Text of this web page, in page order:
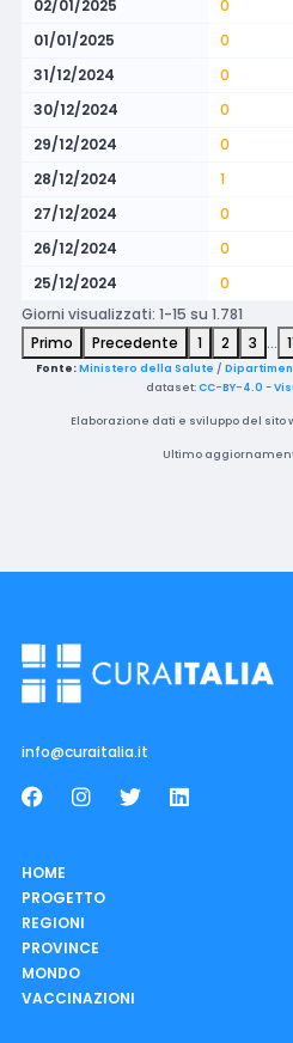
02/01/2025
0
01/01/2025
0
31/12/2024
0
30/12/2024
0
29/12/2024
0
28/12/2024
1
27/12/2024
0
26/12/2024
0
25/12/2024
0
Giorni visualizzati: 1-15 su 1.781
Primo
Precedente 1 2 3 …
Fonte: Ministero della Salute /
dataset:CC-BY-4.0 -
Elaborazione dati e sviluppo del sito
Ultimo
info@curaitalia.it
HOME
PROGETTO
REGIONI
PROVINCE
MONDO
VACCINAZIONI